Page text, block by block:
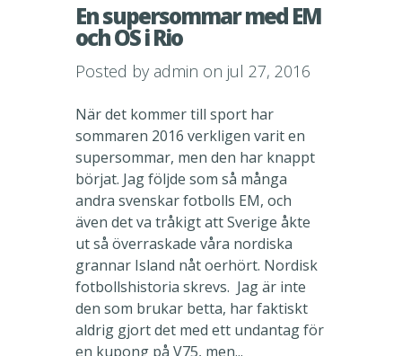
En supersommar med EM
och OS i Rio
Posted by admin on jul 27, 2016
När det kommer till sport har
sommaren 2016 verkligen varit en
supersommar, men den har knappt
börjat. Jag följde som så många
andra svenskar fotbolls EM, och
även det va tråkigt att Sverige åkte
ut så överraskade våra nordiska
grannar Island nåt oerhört. Nordisk
fotbollshistoria skrevs. Jag är inte
den som brukar betta, har faktiskt
aldrig gjort det med ett undantag för
en kupong på V75, men...